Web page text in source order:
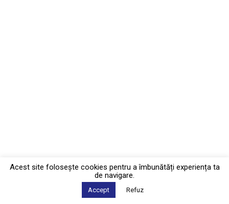
Acest site foloseşte cookies pentru a îmbunătăți experiența ta
de navigare.
Accept Refuz